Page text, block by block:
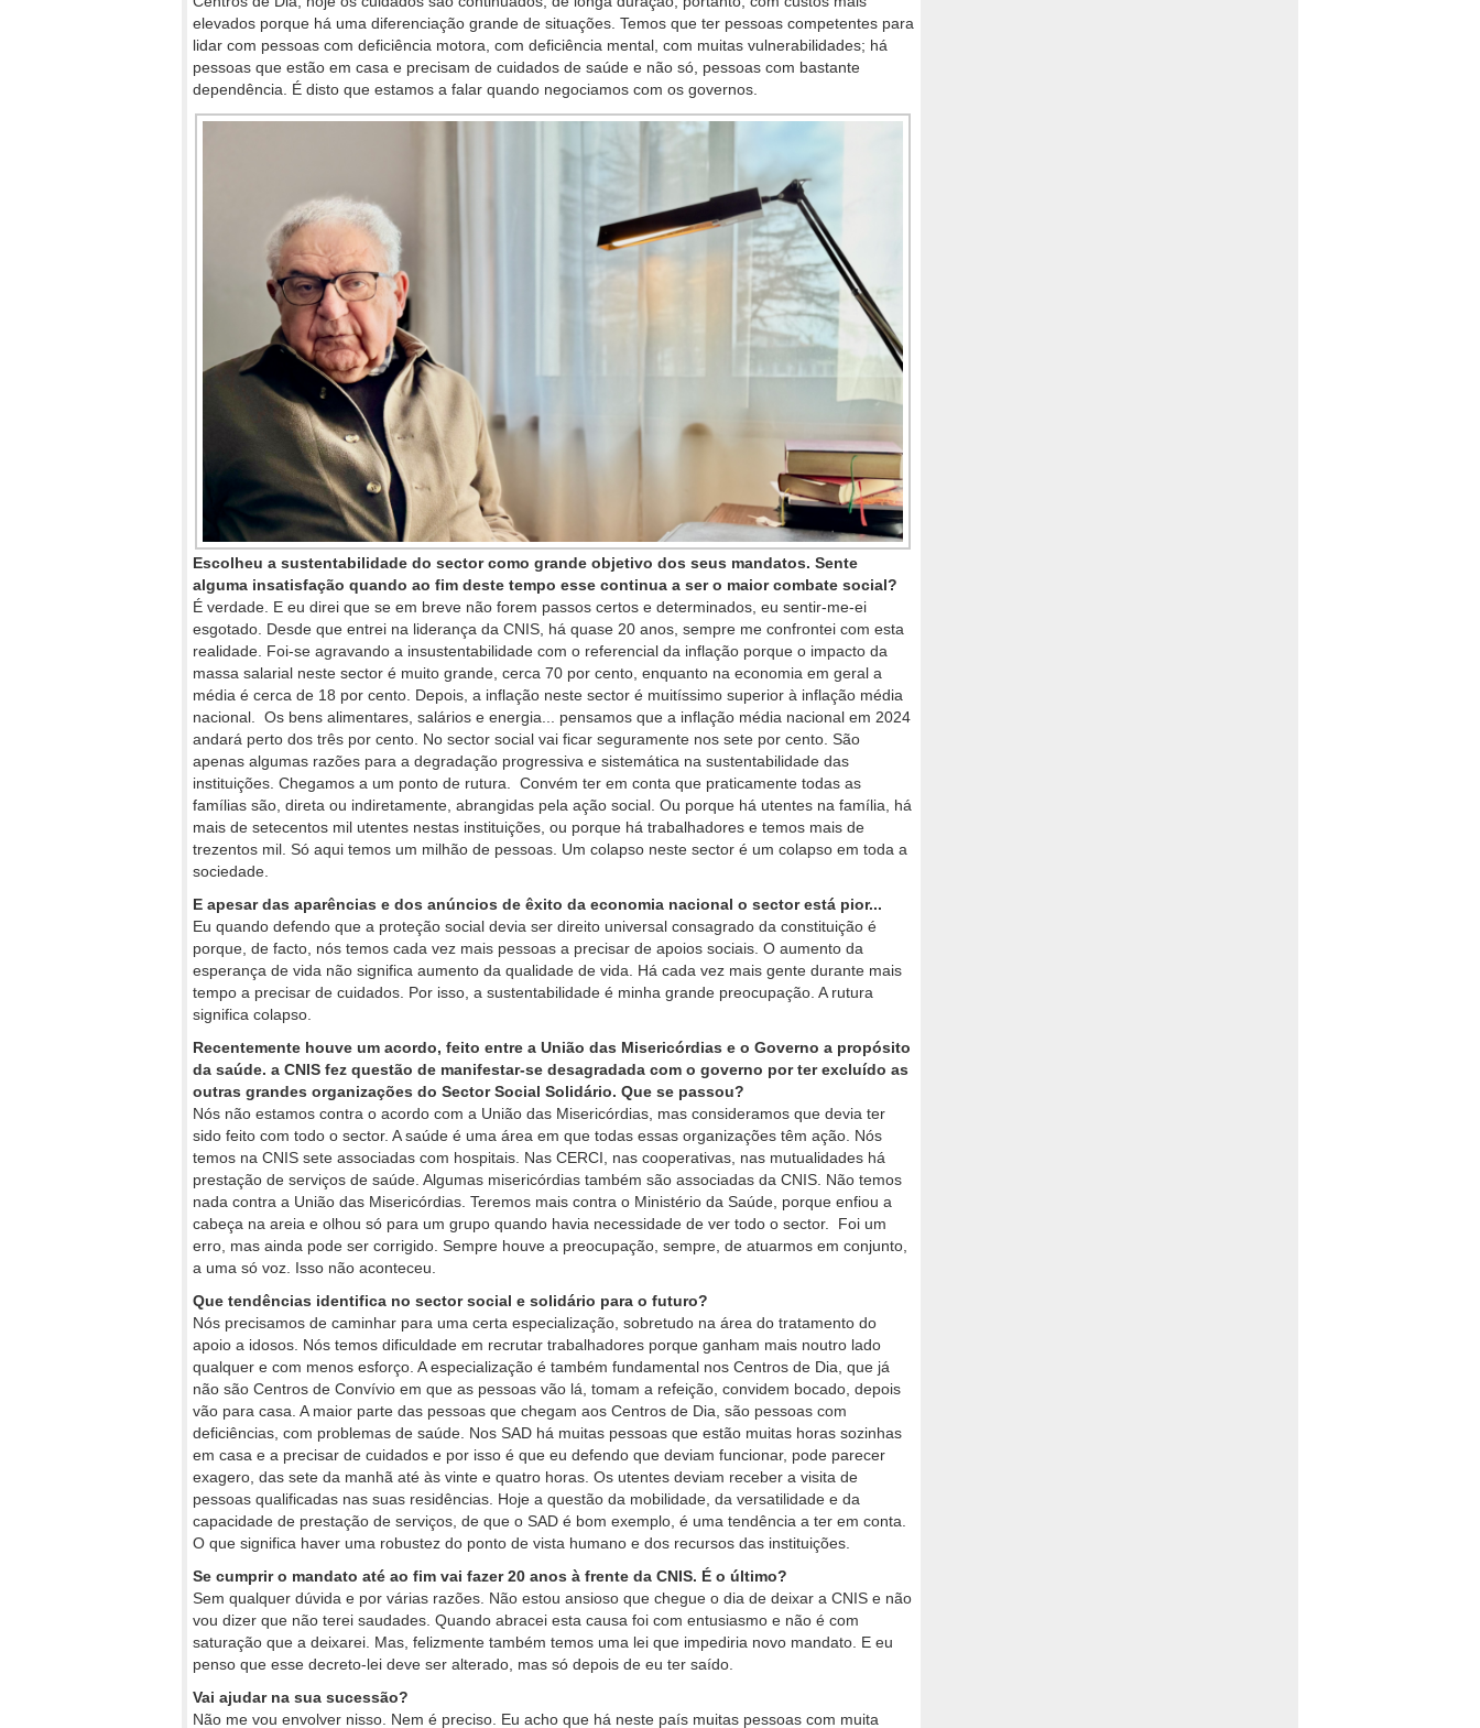
elevados porque há uma diferenciação grande de situações. Temos que ter pessoas competentes para
lidar com pessoas com deficiência motora, com deficiência mental, com muitas vulnerabilidades; há
pessoas que estão em casa e precisam de cuidados de saúde e não só, pessoas com bastante
dependência. É disto que estamos a falar quando negociamos com os governos.
Escolheu a sustentabilidade do sector como grande objetivo dos seus mandatos. Sente
alguma insatisfação quando ao fim deste tempo esse continua a ser o maior combate social?
É verdade. E eu direi que se em breve não forem passos certos e determinados, eu sentir-me-ei
esgotado. Desde que entrei na liderança da CNIS, há quase 20 anos, sempre me confrontei com esta
realidade. Foi-se agravando a insustentabilidade com o referencial da inflação porque o impacto da
massa salarial neste sector é muito grande, cerca 70 por cento, enquanto na economia em geral a
média é cerca de 18 por cento. Depois, a inflação neste sector é muitíssimo superior à inflação média
nacional. Os bens alimentares, salários e energia... pensamos que a inflação média nacional em 2024
andará perto dos três por cento. No sector social vai ficar seguramente nos sete por cento. São
apenas algumas razões para a degradação progressiva e sistemática na sustentabilidade das
instituições. Chegamos a um ponto de rutura. Convém ter em conta que praticamente todas as
famílias são, direta ou indiretamente, abrangidas pela ação social. Ou porque há utentes na família, há
mais de setecentos mil utentes nestas instituições, ou porque há trabalhadores e temos mais de
trezentos mil. Só aqui temos um milhão de pessoas. Um colapso neste sector é um colapso em toda a
sociedade.
E apesar das aparências e dos anúncios de êxito da economia nacional o sector está pior...
Eu quando defendo que a proteção social devia ser direito universal consagrado da constituição é
porque, de facto, nós temos cada vez mais pessoas a precisar de apoios sociais. O aumento da
esperança de vida não significa aumento da qualidade de vida. Há cada vez mais gente durante mais
tempo a precisar de cuidados. Por isso, a sustentabilidade é minha grande preocupação. A rutura
significa colapso.
Recentemente houve um acordo, feito entre a União das Misericórdias e o Governo a propósito
da saúde. a CNIS fez questão de manifestar-se desagradada com o governo por ter excluído as
outras grandes organizações do Sector Social Solidário. Que se passou?
Nós não estamos contra o acordo com a União das Misericórdias, mas consideramos que devia ter
sido feito com todo o sector. A saúde é uma área em que todas essas organizações têm ação. Nós
temos na CNIS sete associadas com hospitais. Nas CERCI, nas cooperativas, nas mutualidades há
prestação de serviços de saúde. Algumas misericórdias também são associadas da CNIS. Não temos
nada contra a União das Misericórdias. Teremos mais contra o Ministério da Saúde, porque enfiou a
cabeça na areia e olhou só para um grupo quando havia necessidade de ver todo o sector. Foi um
erro, mas ainda pode ser corrigido. Sempre houve a preocupação, sempre, de atuarmos em conjunto,
a uma só voz. Isso não aconteceu.
Que tendências identifica no sector social e solidário para o futuro?
Nós precisamos de caminhar para uma certa especialização, sobretudo na área do tratamento do
apoio a idosos. Nós temos dificuldade em recrutar trabalhadores porque ganham mais noutro lado
qualquer e com menos esforço. A especialização é também fundamental nos Centros de Dia, que já
não são Centros de Convívio em que as pessoas vão lá, tomam a refeição, convidem bocado, depois
vão para casa. A maior parte das pessoas que chegam aos Centros de Dia, são pessoas com
deficiências, com problemas de saúde. Nos SAD há muitas pessoas que estão muitas horas sozinhas
em casa e a precisar de cuidados e por isso é que eu defendo que deviam funcionar, pode parecer
exagero, das sete da manhã até às vinte e quatro horas. Os utentes deviam receber a visita de
pessoas qualificadas nas suas residências. Hoje a questão da mobilidade, da versatilidade e da
capacidade de prestação de serviços, de que o SAD é bom exemplo, é uma tendência a ter em conta.
O que significa haver uma robustez do ponto de vista humano e dos recursos das instituições.
Se cumprir o mandato até ao fim vai fazer 20 anos à frente da CNIS. É o último?
Sem qualquer dúvida e por várias razões. Não estou ansioso que chegue o dia de deixar a CNIS e não
vou dizer que não terei saudades. Quando abracei esta causa foi com entusiasmo e não é com
saturação que a deixarei. Mas, felizmente também temos uma lei que impediria novo mandato. E eu
penso que esse decreto-lei deve ser alterado, mas só depois de eu ter saído.
Vai ajudar na sua sucessão?
Não me vou envolver nisso. Nem é preciso. Eu acho que há neste país muitas pessoas com muita